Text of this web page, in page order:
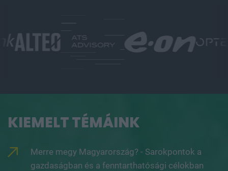
KIEMELT TÉMÁINK
Merre megy Magyarország? - Sarokpontok a
gazdaságban és a fenntarthatósági célokban